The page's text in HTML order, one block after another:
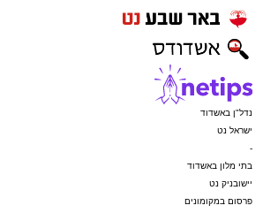
נדל"ן באשדוד
ישראל נט
-
בתי מלון באשדוד
יישובניק נט
פרסום במקומונים